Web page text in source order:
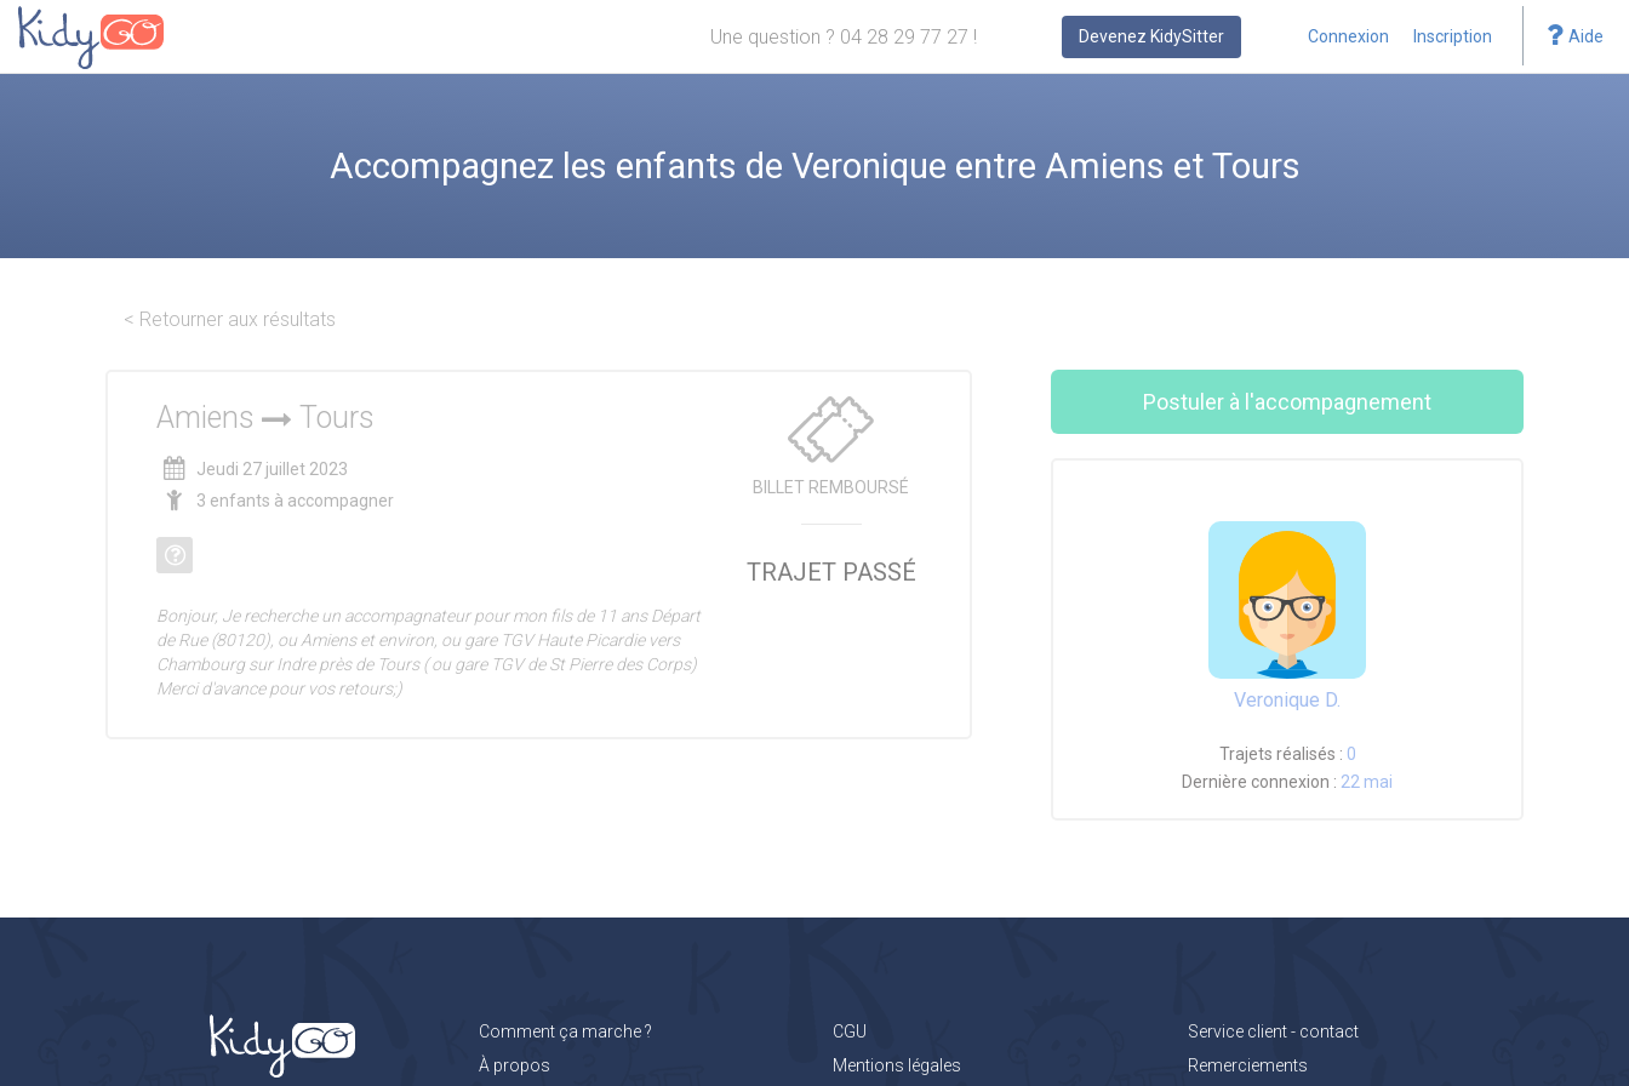
Une question ? 04 28 29 77 27 ! Devenez KidySitter Connexion Inscription Aide
Accompagnez les enfants de Veronique entre Amiens et Tours
< Retourner aux résultats
Amiens Tours
Jeudi 27 juillet 2023
3 enfants à accompagner
Bonjour, Je recherche un accompagnateur pour mon fils de 11 ans Départ
de Rue (80120), ou Amiens et environ, ou gare TGV Haute Picardie vers
Chambourg sur Indre près de Tours ( ou gare TGV de St Pierre des Corps)
Merci d'avance pour vos retours;)
BILLET REMBOURSÉ
TRAJET PASSÉ
Postuler à l'accompagnement
Veronique D.
Trajets réalisés : 0
Dernière connexion : 22 mai
Comment ça marche ?
À propos
CGU
Mentions légales
Service client - contact
Remerciements